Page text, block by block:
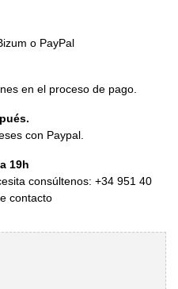
o PayPal
en el proceso de pago.
con Paypal.
19h
consúltenos: +34 951 40
contacto